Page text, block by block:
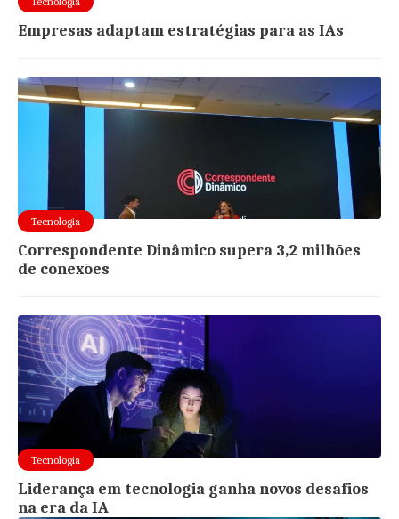
Empresas adaptam estratégias para as IAs
Tecnologia
Correspondente Dinâmico supera 3,2 milhões
de conexões
Tecnologia
Liderança em tecnologia ganha novos desafios
na era da IA